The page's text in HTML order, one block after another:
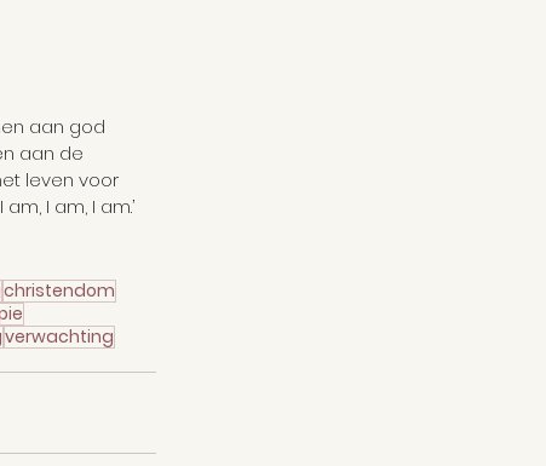
aan god
aan de
leven voor
I am, I am.’
christendom
verwachting